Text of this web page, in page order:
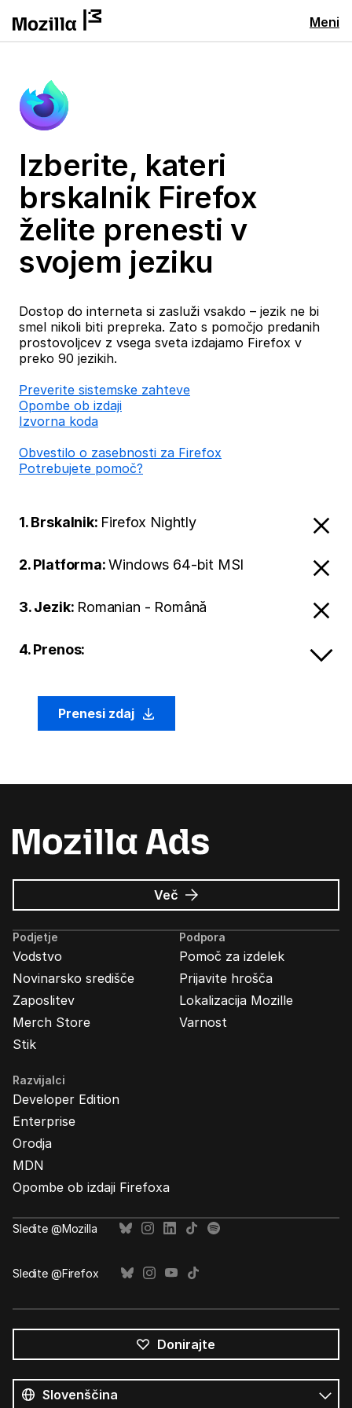
Meni
Izberite, kateri
brskalnik Firefox
želite prenesti v
svojem jeziku
Dostop do interneta si zasluži vsakdo – jezik ne bi
smel nikoli biti prepreka. Zato s pomočjo predanih
prostovoljcev z vsega sveta izdajamo Firefox v
preko 90 jezikih.
Preverite sistemske zahteve
Opombe ob izdaji
Izvorna koda
Obvestilo o zasebnosti za Firefox
Potrebujete pomoč?
1. Brskalnik: Firefox Nightly
2. Platforma:Windows 64-bit MSI
3. Jezik: Romanian - Română
4. Prenos:
Prenesi zdaj
Več o
Oglasi
Mozilla
Podjetje
Vodstvo
Novinarsko središče
Zaposlitev
Merch Store
Stik
Podpora
Pomoč za izdelek
Prijavite hrošča
Lokalizacija Mozille
Varnost
Razvijalci
Developer Edition
Enterprise
Orodja
MDN
Opombe ob izdaji Firefoxa
Sledite @Mozilla
Sledite @Firefox
Donirajte
jeziki
Jezik